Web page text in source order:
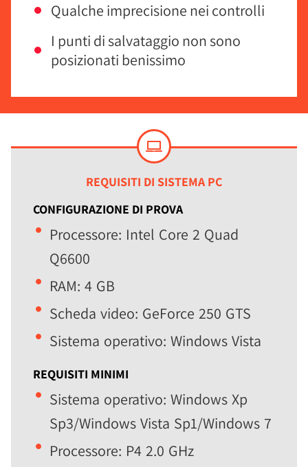
Qualche imprecisione nei controlli
I punti di salvataggio non sono
posizionati benissimo
REQUISITI DI SISTEMA PC
CONFIGURAZIONE DI PROVA
Processore: Intel Core 2 Quad
Q6600
RAM: 4 GB
Scheda video: GeForce 250 GTS
Sistema operativo: Windows Vista
REQUISITI MINIMI
Sistema operativo: Windows Xp
Sp3/Windows Vista Sp1/Windows 7
Processore: P4 2.0 GHz